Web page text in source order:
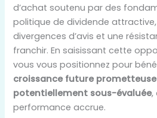
d’achat soutenu par des
politique de dividende
divergences d’avis et une
franchir. En saisissant cette
vous vous positionnez pour
croissance future
potentiellement sous-évaluée,
performance accrue.